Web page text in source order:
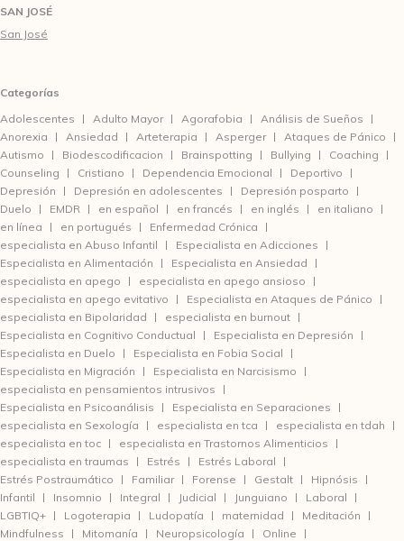
SAN JOSÉ
San José
Categorías
Adolescentes
Adulto Mayor Agorafobia
Análisis de Sueños
Anorexia
Ansiedad Arteterapia Asperger
Ataques de Pánico
Autismo
Biodescodificacion Brainspotting Bullying
Coaching
Counseling
Cristiano Dependencia Emocional
Deportivo
Depresión
Depresión en adolescentes
Depresión posparto
Duelo
EMDR en español en francés en inglés
en italiano
en línea
en portugués
Enfermedad Crónica
especialista en Abuso Infantil
Especialista en Adicciones
Especialista en Alimentación
Especialista en Ansiedad
especialista en apego
especialista en apego ansioso
especialista en apego evitativo
Especialista en Ataques de Pánico
especialista en Bipolaridad
especialista en burnout
Especialista en Cognitivo Conductual
Especialista en Depresión
Especialista en Duelo
Especialista en Fobia Social
Especialista en Migración
Especialista en Narcisismo
especialista en pensamientos intrusivos
Especialista en Psicoanálisis
Especialista en Separaciones
especialista en Sexología
especialista en tca
especialista en tdah
especialista en toc
especialista en Trastornos Alimenticios
especialista en traumas
Estrés
Estrés Laboral
Estrés Postraumático
Familiar Forense Gestalt
Hipnósis
Infantil
Insomnio Integral Judicial Junguiano
Laboral
LGBTIQ+
Logoterapia Ludopatía maternidad
Meditación
Mindfulness
Mitomanía Neuropsicología
Online